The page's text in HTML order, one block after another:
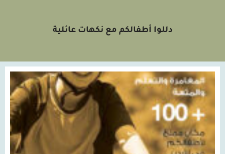
دللوا أطفالكم مع نكهات عائلية